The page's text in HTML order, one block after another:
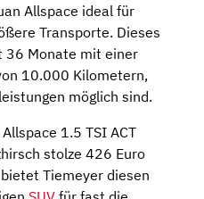
Allspace ideal für
Transporte. Dieses
36 Monate mit einer
10.000 Kilometern,
möglich sind.
1.5 TSI ACT
stolze 426 Euro
Tiemeyer diesen